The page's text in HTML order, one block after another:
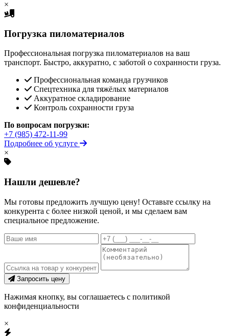
×
Погрузка пиломатериалов
Профессиональная погрузка пиломатериалов на ваш
транспорт. Быстро, аккуратно, с заботой о сохранности груза.
Профессиональная команда грузчиков
Спецтехника для тяжёлых материалов
Аккуратное складирование
Контроль сохранности груза
По вопросам погрузки:
+7 (985) 472-11-99
Подробнее об услуге
×
Нашли дешевле?
Мы готовы предложить лучшую цену! Оставьте ссылку на
конкурента с более низкой ценой, и мы сделаем вам
специальное предложение.
Запросить цену
Нажимая кнопку, вы соглашаетесь с политикой
конфиденциальности
×